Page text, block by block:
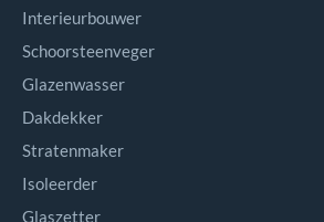
Interieurbouwer
Schoorsteenveger
Glazenwasser
Dakdekker
Stratenmaker
Isoleerder
Glaszetter